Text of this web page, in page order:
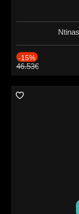
-15%
46.53€